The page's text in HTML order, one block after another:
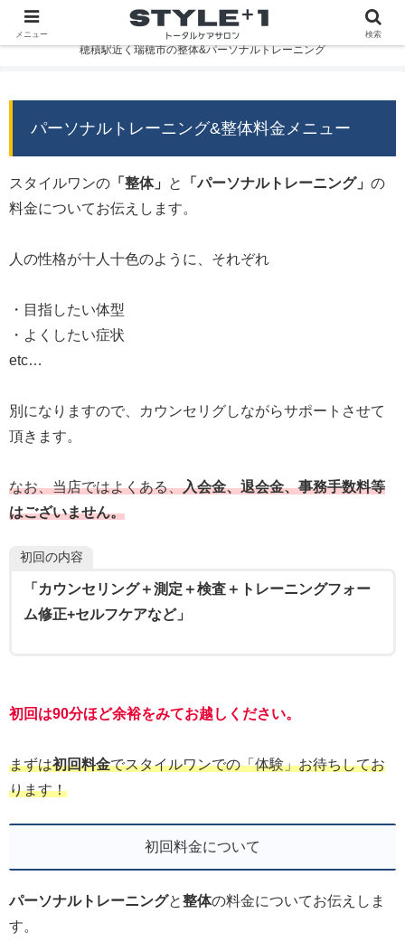
穂積駅近く瑞穂市の整体&パーソナルトレーニング
パーソナルトレーニング&整体料金メニュー
スタイルワンの 「整体」 と 「パーソナルトレーニング」 の
料金についてお伝えします。
人の性格が十人十色のように、それぞれ
・目指したい体型
・よくしたい症状
etc…
別になりますので、カウンセリグしながらサポートさせて
頂きます。
なお、当店ではよくある、入会金、退会金、事務手数料等
はございません。
初回の内容
「カウンセリング＋測定＋検査＋トレーニングフォー
ム修正+セルフケアなど」
初回は90分ほど余裕をみてお越しください。
まずは初回料金でスタイルワンでの「体験」お待ちしてお
ります！
初回料金について
パーソナルトレーニングと整体の料金についてお伝えしま
す。
メニュー 検索